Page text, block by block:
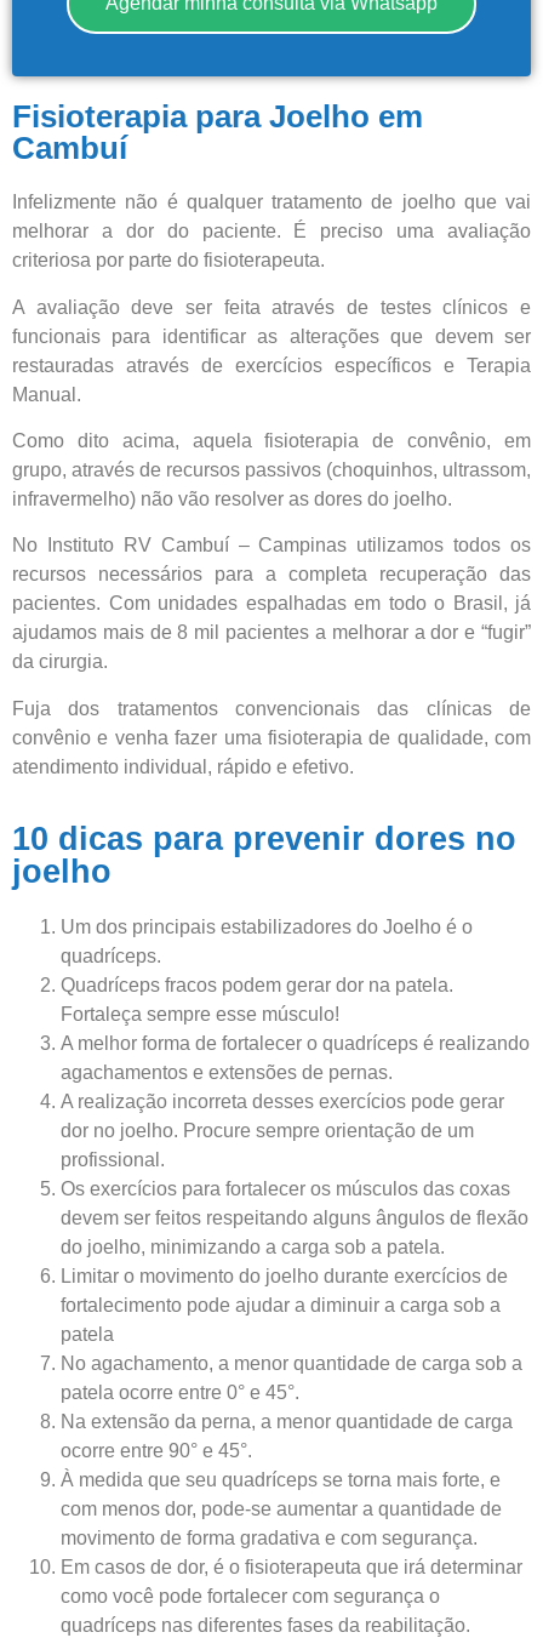
Fisioterapia para Joelho em
Cambuí
Infelizmente não é qualquer tratamento de joelho que vai
melhorar a dor do paciente. É preciso uma avaliação
criteriosa por parte do fisioterapeuta.
A avaliação deve ser feita através de testes clínicos e
funcionais para identificar as alterações que devem ser
restauradas através de exercícios específicos e Terapia
Manual.
Como dito acima, aquela fisioterapia de convênio, em
grupo, através de recursos passivos (choquinhos, ultrassom,
infravermelho) não vão resolver as dores do joelho.
No Instituto RV Cambuí – Campinas utilizamos todos os
recursos necessários para a completa recuperação das
pacientes. Com unidades espalhadas em todo o Brasil, já
ajudamos mais de 8 mil pacientes a melhorar a dor e “fugir”
da cirurgia.
Fuja dos tratamentos convencionais das clínicas de
convênio e venha fazer uma fisioterapia de qualidade, com
atendimento individual, rápido e efetivo.
10 dicas para prevenir dores no
joelho
Um dos principais estabilizadores do Joelho é o
quadríceps.
Quadríceps fracos podem gerar dor na patela.
Fortaleça sempre esse músculo!
A melhor forma de fortalecer o quadríceps é realizando
agachamentos e extensões de pernas.
A realização incorreta desses exercícios pode gerar
dor no joelho. Procure sempre orientação de um
profissional.
Os exercícios para fortalecer os músculos das coxas
devem ser feitos respeitando alguns ângulos de flexão
do joelho, minimizando a carga sob a patela.
Limitar o movimento do joelho durante exercícios de
fortalecimento pode ajudar a diminuir a carga sob a
patela
No agachamento, a menor quantidade de carga sob a
patela ocorre entre 0° e 45°.
Na extensão da perna, a menor quantidade de carga
ocorre entre 90° e 45°.
À medida que seu quadríceps se torna mais forte, e
com menos dor, pode-se aumentar a quantidade de
movimento de forma gradativa e com segurança.
Em casos de dor, é o fisioterapeuta que irá determinar
como você pode fortalecer com segurança o
quadríceps nas diferentes fases da reabilitação.
Central de
atendimento
Antes de iniciar o seu tratamento, iremos fazer uma
avaliação clínica da sua coluna e nossos profissionais
indicarão qual o melhor caminho a ser seguido.
Cidade de São Paulo:
(011) 2091-1267
Demais Localidades:
0800 494 8888